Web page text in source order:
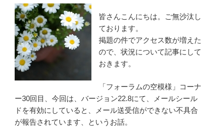
定
義
更
新
が
終
了
し
た”
10,
11
の
ウ
イ
ル
義
更
新
皆さんこんにちは。ご無沙汰し
ております。
掲題の件でアクセス数が増えた
ので、状況について記事にして
おきます。
「フォーラムの空模様」コーナ
ー30回目、今回は、バージョン22.8にて、メールシール
ドを有効にしていると、メール送受信ができない不具合
が報告されています、というお話。